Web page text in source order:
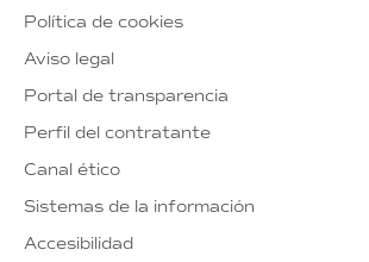
Política de cookies
Aviso legal
Portal de transparencia
Perfil del contratante
Canal ético
Sistemas de la información
Accesibilidad